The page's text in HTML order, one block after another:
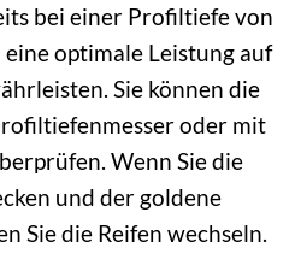
bei einer Profiltiefe von
optimale Leistung auf
Sie können die
oder mit
Wenn Sie die
und der goldene
Sie die Reifen wechseln.